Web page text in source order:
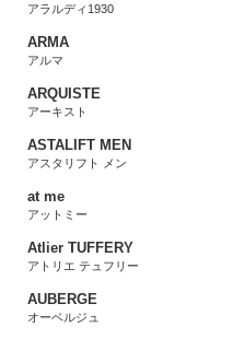
アラルディ1930
ARMA
アルマ
ARQUISTE
アーキスト
ASTALIFT MEN
アスタリフト メン
at me
アットミー
Atlier TUFFERY
アトリエ テュフリー
AUBERGE
オーベルジュ